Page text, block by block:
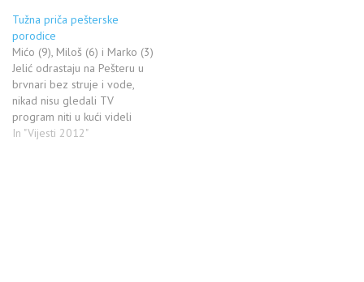
Tužna priča pešterske
porodice
Mićo (9), Miloš (6) i Marko (3)
Jelić odrastaju na Pešteru u
brvnari bez struje i vode,
nikad nisu gledali TV
program niti u kući videli
sijalicu Miloš i Marko čekaju
In "Vijesti 2012"